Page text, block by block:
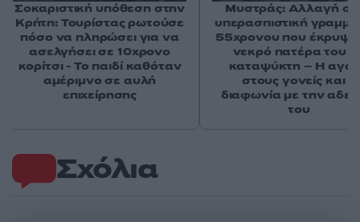
Σχόλια
Σοκαριστική υπόθεση στην
Κρήτη: Τουρίστας ρωτούσε
πόσο να πληρώσει για να
ασελγήσει σε 10χρονο
κορίτσι - Το παιδί καθόταν
αμέριμνο σε αυλή
επιχείρησης
Μυστράς: Αλλαγή
υπερασπιστική
55χρονου που έκρυψε
νεκρό πατέρα του
καταψύκτη – Η
στους γονείς και η
διαφωνία με την
του